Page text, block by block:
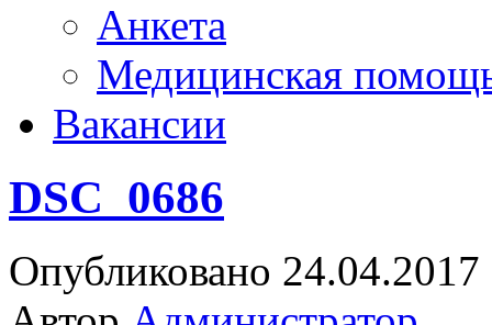
Анкета
Медицинская
Вакансии
DSC_0686
Опубликовано 24.04.2017